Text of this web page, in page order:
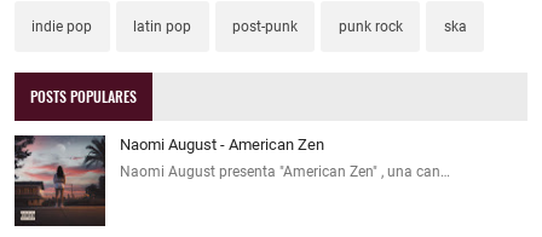
indie pop latin pop post-punk punk rock ska
POSTS POPULARES
Naomi August - American Zen
Naomi August presenta "American Zen" , una can…